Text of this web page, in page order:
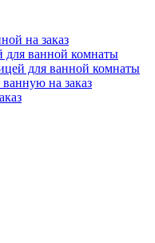
на заказ
для ванной комнаты
для ванной комнаты
на заказ